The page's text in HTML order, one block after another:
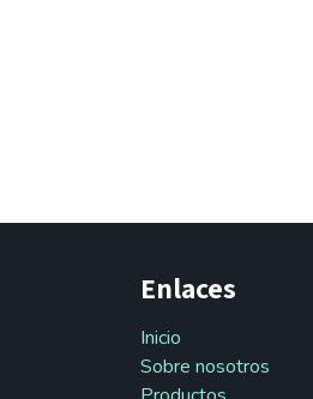
Enlaces
Inicio
Sobre nosotros